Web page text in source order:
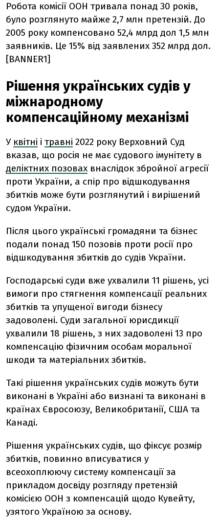
Робота комісії ООН тривала понад 30 років,
було розглянуто майже 2,7 млн претензій. До
2005 року компенсовано 52,4 млрд дол 1,5 млн
заявників. Це 15% від заявлених 352 млрд дол.
[BANNER1]
Рішення українських судів у
міжнародному
компенсаційному механізмі
У квітні і травні 2022 року Верховний Суд
вказав, що росія не має судового імунітету в
деліктних позовах внаслідок збройної агресії
проти України, а спір про відшкодування
збитків може бути розглянутий і вирішений
судом України.
Після цього українські громадяни та бізнес
подали понад 150 позовів проти росії про
відшкодування збитків до судів України.
Господарські суди вже ухвалили 11 рішень, усі
вимоги про стягнення компенсації реальних
збитків та упущеної вигоди бізнесу
задоволені. Суди загальної юрисдикції
ухвалили 18 рішень, з них задоволені 13 про
компенсацію фізичним особам моральної
шкоди та матеріальних збитків.
Такі рішення українських судів можуть бути
виконані в Україні або визнані та виконані в
країнах Євросоюзу, Великобританії, США та
Канаді.
Рішення українських судів, що фіксує розмір
збитків, повинно вписуватися у
всеохоплюючу систему компенсації за
прикладом досвіду розгляду претензій
комісією ООН з компенсацій щодо Кувейту,
узятого Україною за основу.